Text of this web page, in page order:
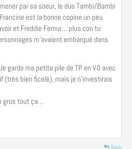
par sa soeur, le duo Tambi/Bambi
est la bonne copine un peu
et Freddie Femur… plus con tu
m’avaient embarqué dans
garde ma petite pile de TP en V.0 avec
(très bien ficelé), mais je n’investirais
gros tout ça…
Reply